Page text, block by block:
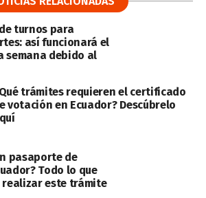
turnos para
así funcionará el
semana debido al
trámites requieren el certificado
votación en Ecuador? Descúbrelo
pasaporte de
Todo lo que
realizar este trámite